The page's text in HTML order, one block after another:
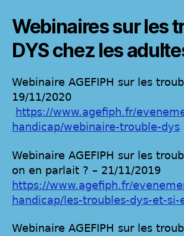
Webinaires sur les
DYS chez les
Webinaire AGEFIPH sur les
19/11/2020
https://www.agefiph.fr/
handicap/webinaire-trouble-dys
Webinaire AGEFIPH sur les
on en parlait ? – 21/11/2019
https://www.agefiph.fr/
handicap/les-troubles-dys-et-si-
Webinaire AGEFIPH sur les